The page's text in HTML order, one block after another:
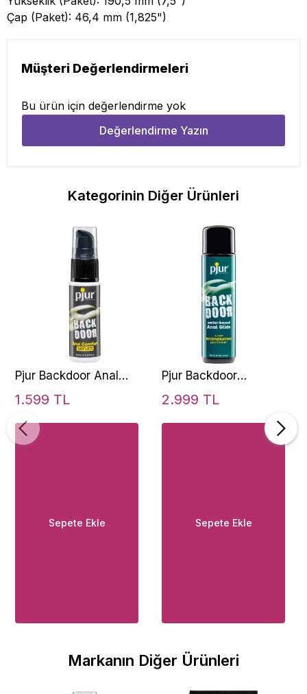
Çap (Paket): 46,4 mm (1,825")
Müşteri Değerlendirmeleri
Bu ürün için değerlendirme yok
Değerlendirme Yazın
Kategorinin Diğer Ürünleri
Pjur Backdoor Anal
Comfort Serum 20 ml
1.599 TL
Sepete Ekle
Pjur Backdoor
Panthenol Su Bazlı
2.999 TL
Sepete Ekle
Markanın Diğer Ürünleri